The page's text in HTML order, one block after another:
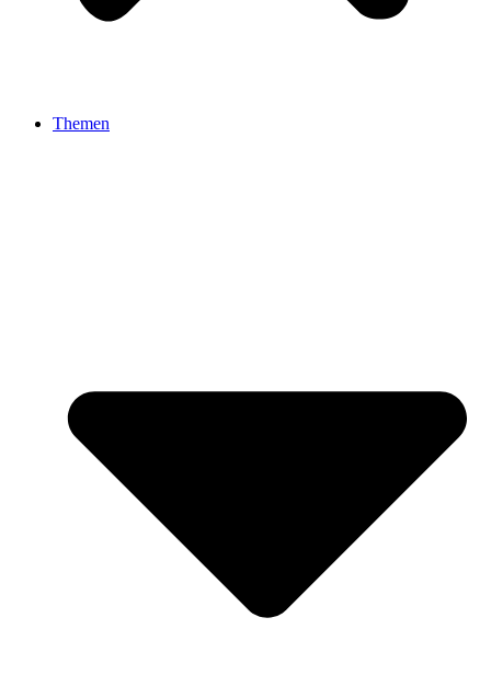
Themen